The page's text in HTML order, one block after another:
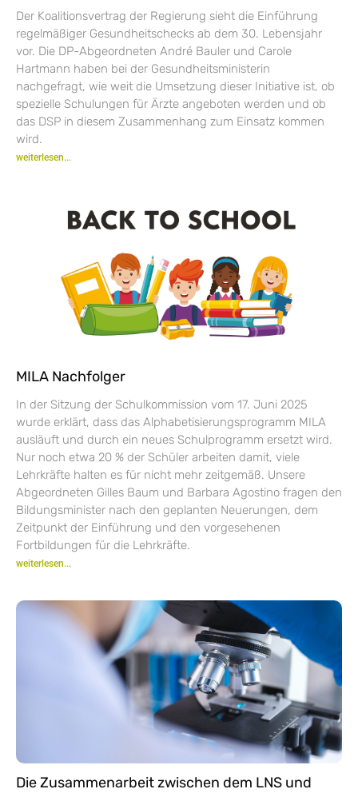
Der Koalitionsvertrag der Regierung sieht die Einführung
regelmäßiger Gesundheitschecks ab dem 30. Lebensjahr
vor. Die DP-Abgeordneten André Bauler und Carole
Hartmann haben bei der Gesundheitsministerin
nachgefragt, wie weit die Umsetzung dieser Initiative ist, ob
spezielle Schulungen für Ärzte angeboten werden und ob
das DSP in diesem Zusammenhang zum Einsatz kommen
wird.
weiterlesen...
MILA Nachfolger
In der Sitzung der Schulkommission vom 17. Juni 2025
wurde erklärt, dass das Alphabetisierungsprogramm MILA
ausläuft und durch ein neues Schulprogramm ersetzt wird.
Nur noch etwa 20 % der Schüler arbeiten damit, viele
Lehrkräfte halten es für nicht mehr zeitgemäß. Unsere
Abgeordneten Gilles Baum und Barbara Agostino fragen den
Bildungsminister nach den geplanten Neuerungen, dem
Zeitpunkt der Einführung und den vorgesehenen
Fortbildungen für die Lehrkräfte.
weiterlesen...
Die Zusammenarbeit zwischen dem LNS und